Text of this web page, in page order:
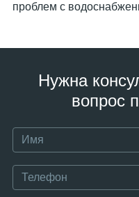
проблем с
Нужна
вопрос